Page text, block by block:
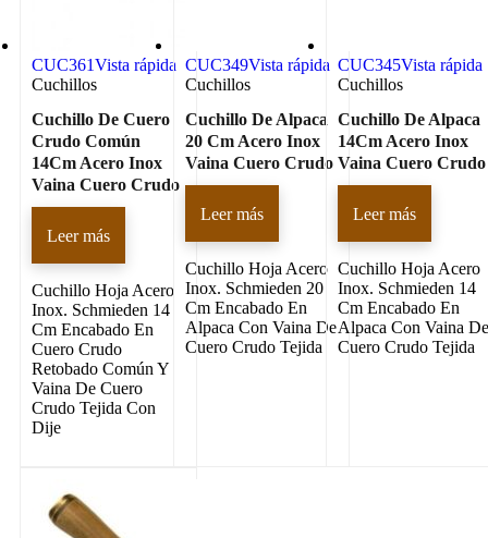
CUC361Vista rápida
Cuchillos
Cuchillo De Cuero
Crudo Común
14Cm Acero Inox
Vaina Cuero Crudo
Leer más
Cuchillo Hoja Acero
Inox. Schmieden 14
Cm Encabado En
Cuero Crudo
Retobado Común Y
Vaina De Cuero
Crudo Tejida Con
Dije
CUC349Vista rápida
Cuchillos
Cuchillo De Alpaca
20 Cm Acero Inox
Vaina Cuero Crudo
Leer más
Cuchillo Hoja Acero
Inox. Schmieden 20
Cm Encabado En
Alpaca Con Vaina De
Cuero Crudo Tejida
CUC345Vista rápida
Cuchillos
Cuchillo De Alpaca
14Cm Acero Inox
Vaina Cuero Crudo
Leer más
Cuchillo Hoja Acero
Inox. Schmieden 14
Cm Encabado En
Alpaca Con Vaina
Cuero Crudo Tejida